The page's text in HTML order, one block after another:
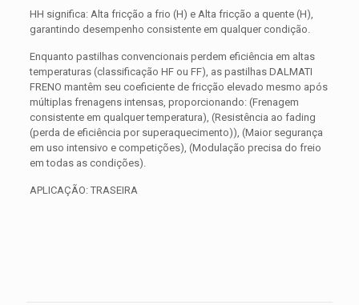
HH significa: Alta fricção a frio (H) e Alta fricção a quente (H),
garantindo desempenho consistente em qualquer condição.
Enquanto pastilhas convencionais perdem eficiência em altas
temperaturas (classificação HF ou FF), as pastilhas DALMATI
FRENO mantêm seu coeficiente de fricção elevado mesmo após
múltiplas frenagens intensas, proporcionando: (Frenagem
consistente em qualquer temperatura), (Resistência ao fading
(perda de eficiência por superaquecimento)), (Maior segurança
em uso intensivo e competições), (Modulação precisa do freio
em todas as condições).
APLICAÇÃO: TRASEIRA